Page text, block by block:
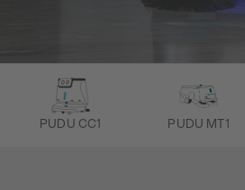
PUDU CC1 PUDU MT1